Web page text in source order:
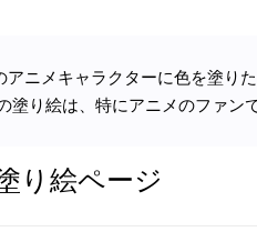
アニメキャラクターに色を塗り
塗り絵は、特にアニメのファン
り絵ページ